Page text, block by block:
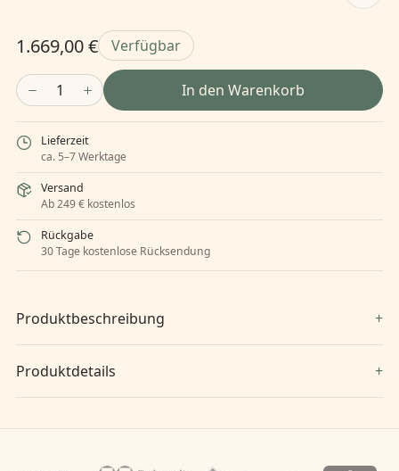
1.669,00 € Verfügbar
1 In den Warenkorb
Lieferzeit
ca. 5–7 Werktage
Versand
Ab 249 € kostenlos
Rückgabe
30 Tage kostenlose Rücksendung
Produktbeschreibung
Produktdetails